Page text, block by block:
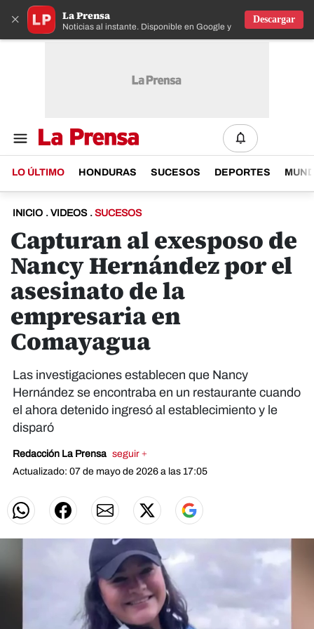
× La Prensa
Noticias al instante. Disponible en Google y IOS
Descargar
LO ÚLTIMO HONDURAS SUCESOS DEPORTES
INICIO . VIDEOS . SUCESOS
Capturan al exesposo de
Nancy Hernández por el
asesinato de la
empresaria en
Comayagua
Las investigaciones establecen que Nancy
Hernández se encontraba en un restaurante cuando
el ahora detenido ingresó al establecimiento y le
disparó
Redacción La Prensa seguir +
Actualizado: 07 de mayo de 2026 a las 17:05